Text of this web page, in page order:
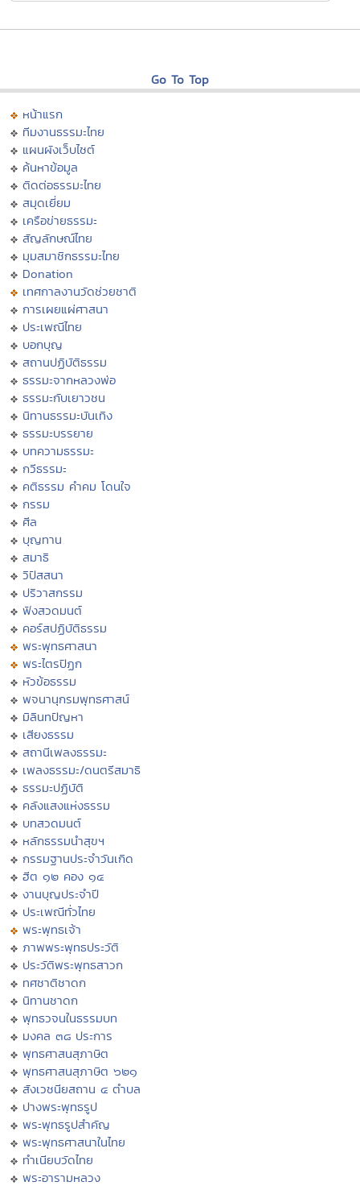
Go To Top
หน้าแรก
ทีมงานธรรมะไทย
แผนผังเว็บไซต์
ค้นหาข้อมูล
ติดต่อธรรมะไทย
สมุดเยี่ยม
เครือข่ายธรรมะ
สัญลักษณ์ไทย
มุมสมาชิกธรรมะไทย
Donation
เทศกาลงานวัดช่วยชาติ
การเผยแผ่ศาสนา
ประเพณีไทย
บอกบุญ
สถานปฏิบัติธรรม
ธรรมะจากหลวงพ่อ
ธรรมะกับเยาวชน
นิทานธรรมะบันเทิง
ธรรมะบรรยาย
บทความธรรมะ
กวีธรรมะ
คติธรรม คำคม โดนใจ
กรรม
ศีล
บุญทาน
สมาธิ
วิปัสสนา
ปริวาสกรรม
ฟังสวดมนต์
คอร์สปฏิบัติธรรม
พระพุทธศาสนา
พระไตรปิฏก
หัวข้อธรรม
พจนานุกรมพุทธศาสน์
มิลินทปัญหา
เสียงธรรม
สถานีเพลงธรรมะ
เพลงธรรมะ/ดนตรีสมาธิ
ธรรมะปฏิบัติ
คลังแสงแห่งธรรม
บทสวดมนต์
หลักธรรมนำสุขฯ
กรรมฐานประจำวันเกิด
ฮีต ๑๒ คอง ๑๔
งานบุญประจำปี
ประเพณีทั่วไทย
พระพุทธเจ้า
ภาพพระพุทธประวัติ
ประวัติพระพุทธสาวก
ทศชาติชาดก
นิทานชาดก
พุทธวจนในธรรมบท
มงคล ๓๘ ประการ
พุทธศาสนสุภาษิต
พุทธศาสนสุภาษิต ๖๒๑
สังเวชนียสถาน ๔ ตำบล
ปางพระพุทธรูป
พระพุทธรูปสำคัญ
พระพุทธศาสนาในไทย
ทำเนียบวัดไทย
พระอารามหลวง